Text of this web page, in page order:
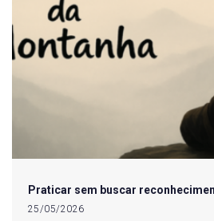
Praticar sem buscar
25/05/2026